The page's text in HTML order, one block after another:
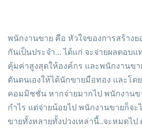
พนักงานขาย คือ หัวใจของการสร้าง
กันเป็นประจำ... ได้แก่ จะจ่ายผลตอบแ
คุ้มค่าสูงสุดให้องค์กร และพนักงานขา
ดันตนเองให้ได้นักขายมือทอง และโด
คอมมิชชั่น หากจ่ายมากไป พนักงานข
กำไร แต่จ่ายน้อยไป พนักงานขายก็จะ
ขายทั้งหลายทั้งปวงเหล่านี้..จะหมดไป